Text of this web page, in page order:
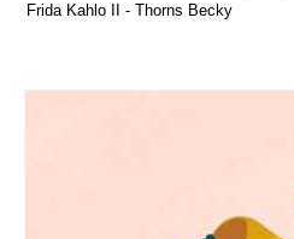
Frida Kahlo II - Thorns Becky